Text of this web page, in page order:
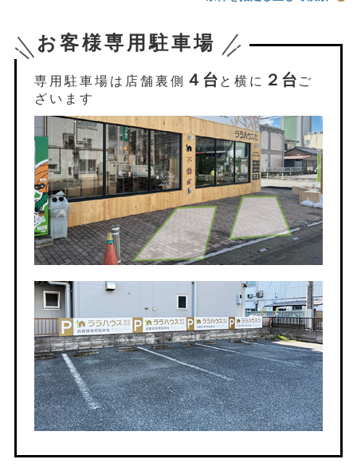
お客様専用駐車場
専用駐車場は店舗裏側 ４台 と横に ２台 ご
ざいます